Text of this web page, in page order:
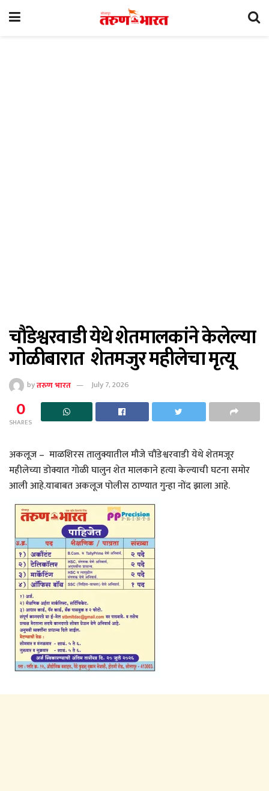
चौंडेश्वरवाडी येथे शेतमालकांने केलेल्या
गोळीबारात शेतमजुर महीलेचा मृत्यू
byतरुण भारत July 7, 2026
0
SHARES
अकलूज – माळशिरस तालुक्यातील मौजे चौंडेश्वरवाडी येथे शेतमजूर
महीलेच्या डोक्यात गोळी घालुन शेत मालकाने हत्या केल्याची घटना समोर
आली आहे.याबाबत अकलूज पोलीस ठाण्यात गुन्हा नोंद झाला आहे.